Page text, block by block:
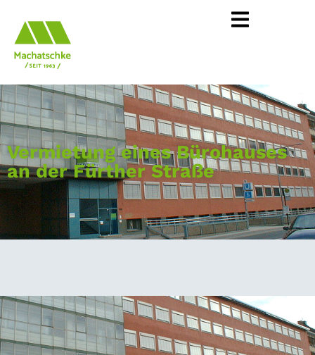
Vermietung eines Bürohauses
an der Fürther Straße